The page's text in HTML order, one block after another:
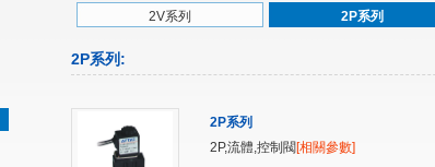
2V系列
2P系列
2P系列 :
2P系列
2P,流體,控制閥[相關參數]